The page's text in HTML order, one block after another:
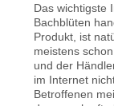
Das wichtigste
Bachblüten
Produkt, ist
meistens
und der
im Internet
Betroffenen